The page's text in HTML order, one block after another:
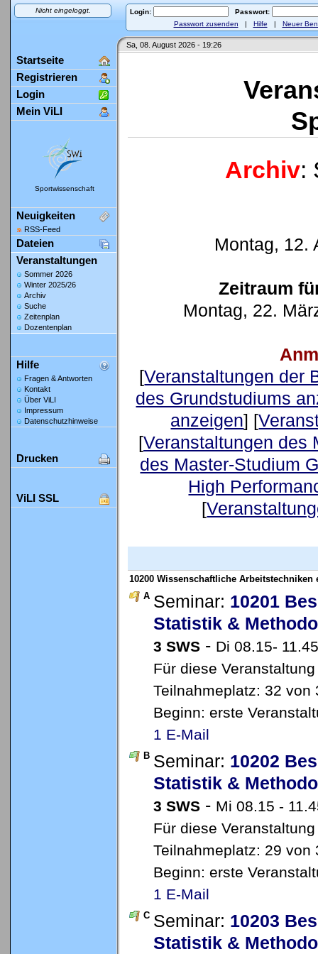
Nicht eingeloggt. Login:
Passwort:
Passwort zusenden | Hilfe | Neuer
Sa, 08. August 2026 - 19:26
Startseite
Registrieren
Login
Mein ViLI
Sportwissenschaft
Neuigkeiten
RSS-Feed
Dateien
Veranstaltungen
Sommer 2026
Winter 2025/26
Archiv
Suche
Zeitenplan
Dozentenplan
Hilfe
Fragen & Antworten
Kontakt
Über ViLI
Impressum
Datenschutzhinweise
Drucken
ViLI SSL
Archiv:
Montag, 12.
Zeitraum
Montag, 22.
[Veranstaltungen der
des Grundstudiums
anzeigen] [
[Veranstaltungen des
des Master-Studium
High
[
10200 Wissenschaftliche Arbeitstechniken
A Seminar: 10201
Statistik &
3 SWS - Di 08.15-
Für diese
Teilnahmeplatz: 32 von
Beginn: erste
1 E-Mail
B Seminar: 10202
Statistik &
3 SWS - Mi 08.15 -
Für diese
Teilnahmeplatz: 29 von
Beginn: erste
1 E-Mail
C Seminar: 10203
Statistik &